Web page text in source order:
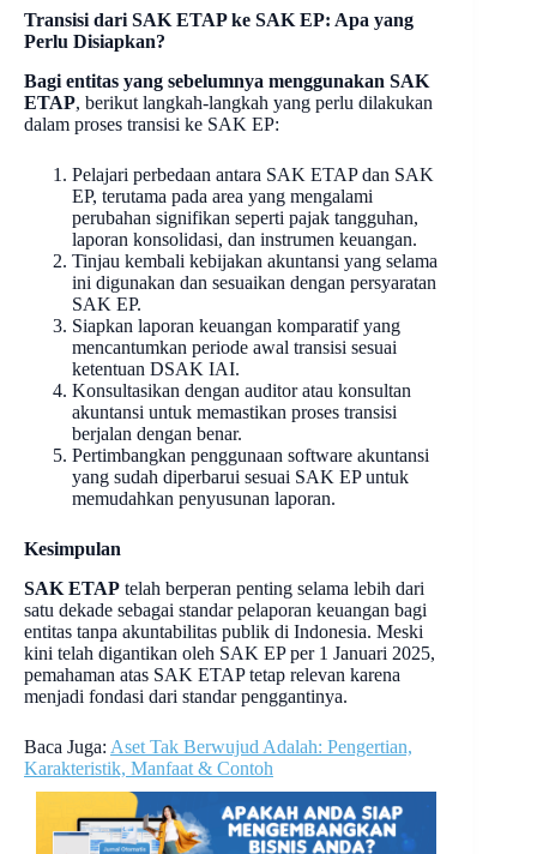
Transisi dari SAK ETAP ke SAK EP: Apa yang
Perlu Disiapkan?
Bagi entitas yang sebelumnya menggunakan SAK
ETAP, berikut langkah-langkah yang perlu dilakukan
dalam proses transisi ke SAK EP:
Pelajari perbedaan antara SAK ETAP dan SAK
EP, terutama pada area yang mengalami
perubahan signifikan seperti pajak tangguhan,
laporan konsolidasi, dan instrumen keuangan.
Tinjau kembali kebijakan akuntansi yang selama
ini digunakan dan sesuaikan dengan persyaratan
SAK EP.
Siapkan laporan keuangan komparatif yang
mencantumkan periode awal transisi sesuai
ketentuan DSAK IAI.
Konsultasikan dengan auditor atau konsultan
akuntansi untuk memastikan proses transisi
berjalan dengan benar.
Pertimbangkan penggunaan software akuntansi
yang sudah diperbarui sesuai SAK EP untuk
memudahkan penyusunan laporan.
Kesimpulan
SAK ETAP telah berperan penting selama lebih dari
satu dekade sebagai standar pelaporan keuangan bagi
entitas tanpa akuntabilitas publik di Indonesia. Meski
kini telah digantikan oleh SAK EP per 1 Januari 2025,
pemahaman atas SAK ETAP tetap relevan karena
menjadi fondasi dari standar penggantinya.
Baca Juga: Aset Tak Berwujud Adalah: Pengertian,
Karakteristik, Manfaat & Contoh